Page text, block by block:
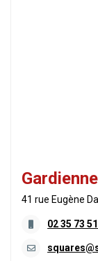
41 rue Eugène
02 35 73